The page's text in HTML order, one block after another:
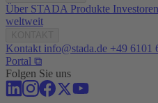
Über STADA Produkte Investoren
weltweit
Kontakt info@stada.de +49 6101
Portal ⧉
Folgen Sie uns